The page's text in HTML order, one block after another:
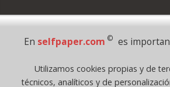
Pago Seguro
Todos los derechos
En selfpaper.com © es
Utilizamos cookies propias y de
técnicos, analíticos y de